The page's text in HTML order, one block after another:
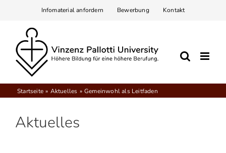
springen
Infomaterial anfordern Bewerbung Kontakt
Startseite Aktuelles Gemeinwohl als Leitfaden
Aktuelles